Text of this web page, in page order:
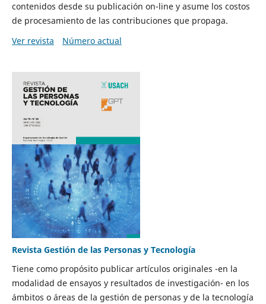
contenidos desde su publicación on-line y asume los costos
de procesamiento de las contribuciones que propaga.
Ver revista
Número actual
Revista Gestión de las Personas y Tecnología
Tiene como propósito publicar artículos originales -en la
modalidad de ensayos y resultados de investigación- en los
ámbitos o áreas de la gestión de personas y de la tecnología